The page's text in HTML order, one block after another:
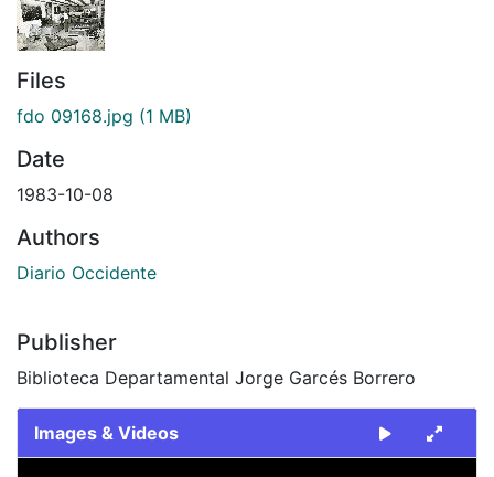
Files
fdo 09168.jpg (1 MB)
Date
1983-10-08
Authors
Diario Occidente
Publisher
Biblioteca Departamental Jorge Garcés Borrero
Images & Videos